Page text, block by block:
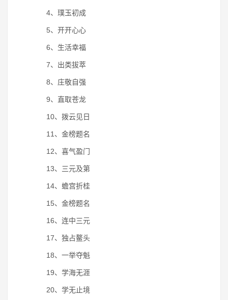
4、璞玉初成
5、开开心心
6、生活幸福
7、出类拔萃
8、庄敬自强
9、直取苍龙
10、拨云见日
11、金榜题名
12、喜气盈门
13、三元及第
14、蟾宫折桂
15、金榜题名
16、连中三元
17、独占鳌头
18、一举夺魁
19、学海无涯
20、学无止境